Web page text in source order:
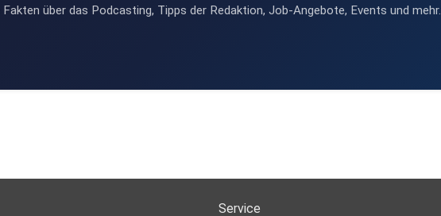
über das Podcasting, Tipps der Redaktion, Job-Angebote, Events und mehr.
Service